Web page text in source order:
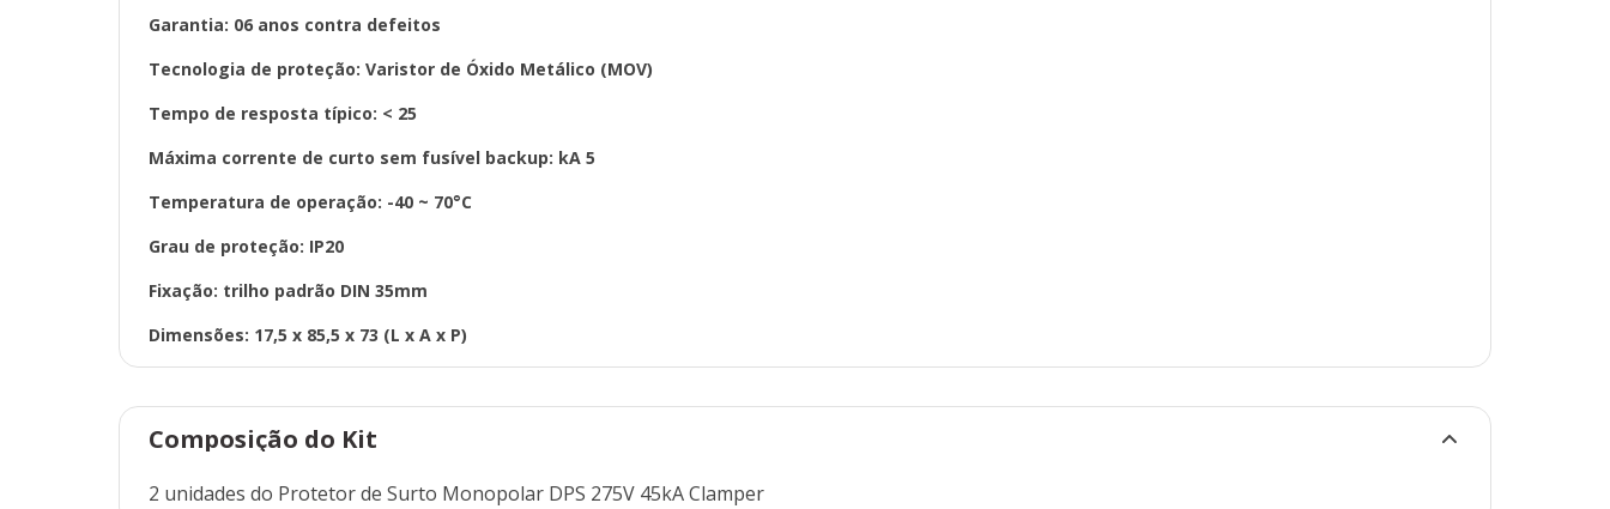
Garantia: 06 anos contra defeitos
Tecnologia de proteção: Varistor de Óxido Metálico (MOV)
Tempo de resposta típico: < 25
Máxima corrente de curto sem fusível backup: kA 5
Temperatura de operação: -40 ~ 70°C
Grau de proteção: IP20
Fixação: trilho padrão DIN 35mm
Dimensões: 17,5 x 85,5 x 73 (L x A x P)
Composição do Kit
2 unidades do Protetor de Surto Monopolar DPS 275V 45kA Clamper